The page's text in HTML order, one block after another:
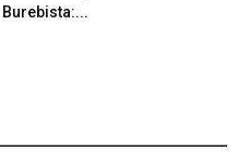
Burebista:...